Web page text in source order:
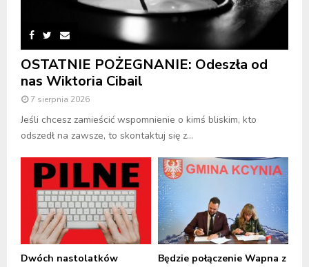
OSTATNIE POŻEGNANIE: Odeszła od
nas Wiktoria Cibail
7 sierpnia 2026
Jeśli chcesz zamieścić wspomnienie o kimś bliskim, kto
odszedł na zawsze, to skontaktuj się z...
Dwóch nastolatków
Będzie połączenie Wapna z